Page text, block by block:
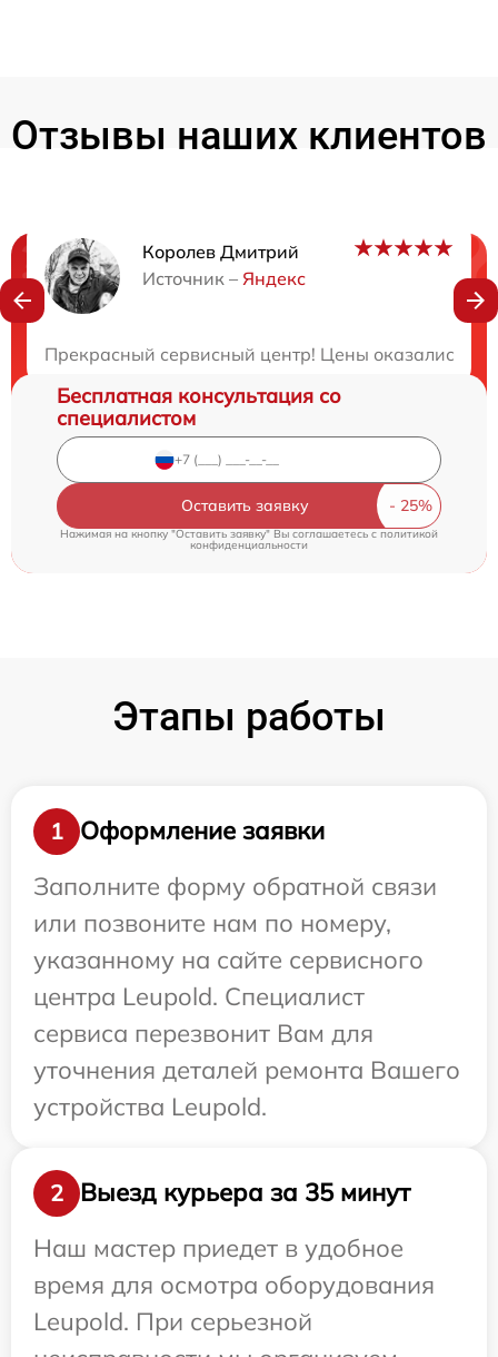
Отзывы наших клиентов
Королев Дмитрий
Источник – Яндекс
Прекрасный сервисный центр! Цены оказались
Нужна консультация?
Бесплатная консультация со
специалистом
Оставить заявку
Нажимая на кнопку "Оставить заявку" Вы соглашаетесь cполитикой
конфиденциальности
Этапы работы
1
Оформление заявки
Заполните форму обратной связи
или позвоните нам по номеру,
указанному на сайте сервисного
центра Leupold. Специалист
сервиса перезвонит Вам для
уточнения деталей ремонта Вашего
устройства Leupold.
2
Выезд курьера за 35 минут
Наш мастер приедет в удобное
время для осмотра оборудования
Leupold. При серьезной